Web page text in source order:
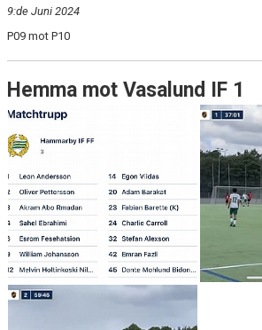
9:de Juni 2024
P09 mot P10
Hemma mot Vasalund IF 1